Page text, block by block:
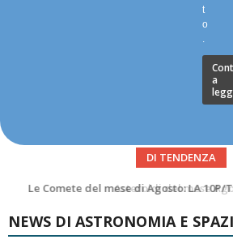
t
o
.
a
DI TENDENZA
Asteroidi del mese
NEWS DI ASTRONOMIA E